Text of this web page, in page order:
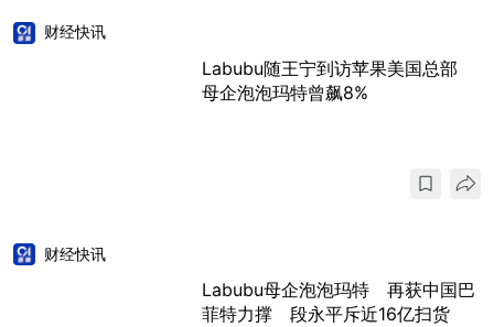
财经快讯
Labubu随王宁到访苹果美国总部
母企泡泡玛特曾飙8%
财经快讯
Labubu母企泡泡玛特 再获中国巴
菲特力撑 段永平斥近16亿扫货